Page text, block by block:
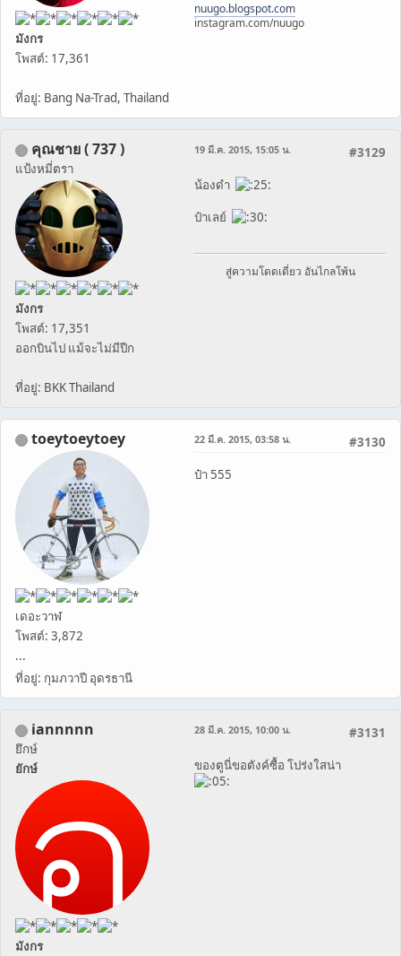
มังกร
โพสต์: 17,361
ที่อยู่: Bang Na-Trad, Thailand
nuugo.blogspot.com
instagram.com/nuugo
คุณชาย ( 737 )
แป้งหมี่ตรา
มังกร
โพสต์: 17,351
ออกบินไป แม้จะไม่มีปีก
ที่อยู่: BKK Thailand
#3129
19 มี.ค. 2015, 15:05 น.
น้องดำ
ป๋าเลย์
สู่ความโดดเดี่ยว อันไกลโพ้น
toeytoeytoey
เดอะวาฬ
โพสต์: 3,872
...
ที่อยู่: กุมภวาปี อุดรธานี
#3130
22 มี.ค. 2015, 03:58 น.
ป๋า 555
iannnnn
ยึกษ์
ยักษ์
มังกร
#3131
28 มี.ค. 2015, 10:00 น.
ของตูนี่ขอตังค์ซื้อ โปร่งใสน่า